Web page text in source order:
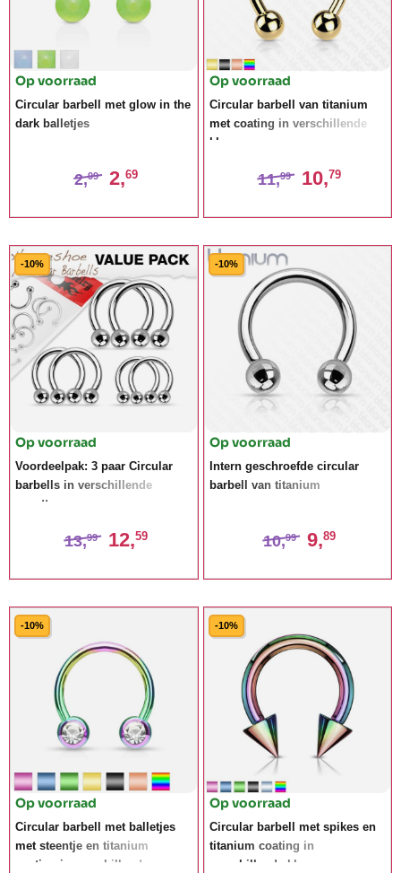
Op voorraad
Circular barbell met glow in the
dark balletjes
2,99 2,69
Op voorraad
Circular barbell van titanium
met coating in verschillende
kleuren
11,99 10,79
-10%
Op voorraad
Voordeelpak: 3 paar Circular
barbells in verschillende
groottes
13,99 12,59
-10%
Op voorraad
Intern geschroefde circular
barbell van titanium
10,99 9,89
-10%
Op voorraad
Circular barbell met balletjes
met steentje en titanium
coating in verschillende
-10%
Op voorraad
Circular barbell met spikes en
titanium coating in
verschillende kleuren